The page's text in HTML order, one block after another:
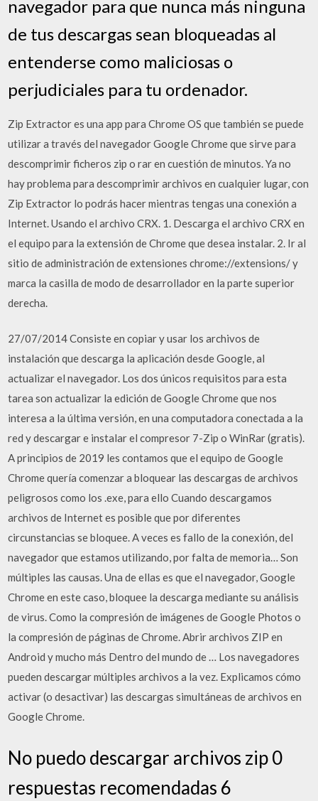
navegador para que nunca más ninguna
de tus descargas sean bloqueadas al
entenderse como maliciosas o
perjudiciales para tu ordenador.
Zip Extractor es una app para Chrome OS que también se puede
utilizar a través del navegador Google Chrome que sirve para
descomprimir ficheros zip o rar en cuestión de minutos. Ya no
hay problema para descomprimir archivos en cualquier lugar, con
Zip Extractor lo podrás hacer mientras tengas una conexión a
Internet. Usando el archivo CRX. 1. Descarga el archivo CRX en
el equipo para la extensión de Chrome que desea instalar. 2. Ir al
sitio de administración de extensiones chrome://extensions/ y
marca la casilla de modo de desarrollador en la parte superior
derecha.
27/07/2014 Consiste en copiar y usar los archivos de
instalación que descarga la aplicación desde Google, al
actualizar el navegador. Los dos únicos requisitos para esta
tarea son actualizar la edición de Google Chrome que nos
interesa a la última versión, en una computadora conectada a la
red y descargar e instalar el compresor 7-Zip o WinRar (gratis).
A principios de 2019 les contamos que el equipo de Google
Chrome quería comenzar a bloquear las descargas de archivos
peligrosos como los .exe, para ello Cuando descargamos
archivos de Internet es posible que por diferentes
circunstancias se bloquee. A veces es fallo de la conexión, del
navegador que estamos utilizando, por falta de memoria… Son
múltiples las causas. Una de ellas es que el navegador, Google
Chrome en este caso, bloquee la descarga mediante su análisis
de virus. Como la compresión de imágenes de Google Photos o
la compresión de páginas de Chrome. Abrir archivos ZIP en
Android y mucho más Dentro del mundo de … Los navegadores
pueden descargar múltiples archivos a la vez. Explicamos cómo
activar (o desactivar) las descargas simultáneas de archivos en
Google Chrome.
No puedo descargar archivos zip 0
respuestas recomendadas 6